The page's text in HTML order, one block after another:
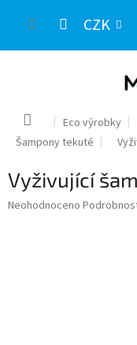
CZK
Domů Eco výrobky
Šampony tekuté
Vyživující
Průměrné
Neohodnoceno